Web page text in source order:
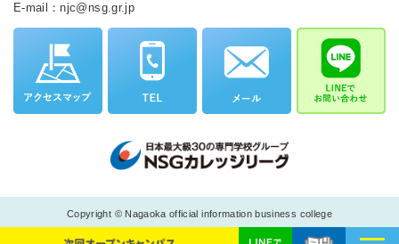
E-mail：njc@nsg.gr.jp
Copyright © Nagaoka official information business college